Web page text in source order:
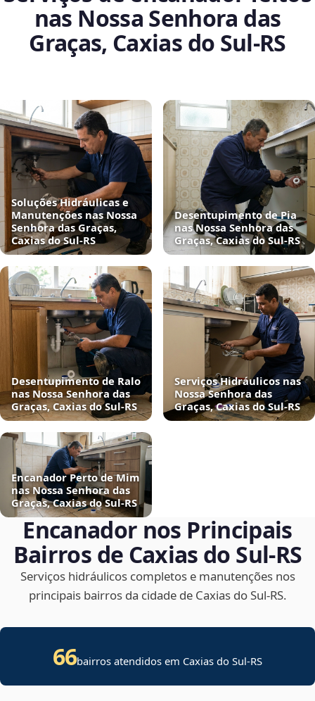
nas Nossa Senhora das
Graças, Caxias do Sul‑RS
Soluções Hidráulicas e
Manutenções nas Nossa
Senhora das Graças,
Caxias do Sul‑RS
Desentupimento de Pia
nas Nossa Senhora das
Graças, Caxias do Sul‑RS
Desentupimento de Ralo
nas Nossa Senhora das
Graças, Caxias do Sul‑RS
Serviços Hidráulicos nas
Nossa Senhora das
Graças, Caxias do Sul‑RS
Encanador Perto de Mim
nas Nossa Senhora das
Graças, Caxias do Sul‑RS
Encanador nos Principais
Bairros de Caxias do Sul‑RS
Serviços hidráulicos completos e manutenções nos
principais bairros da cidade de Caxias do Sul‑RS.
66bairros atendidos em Caxias do Sul-RS